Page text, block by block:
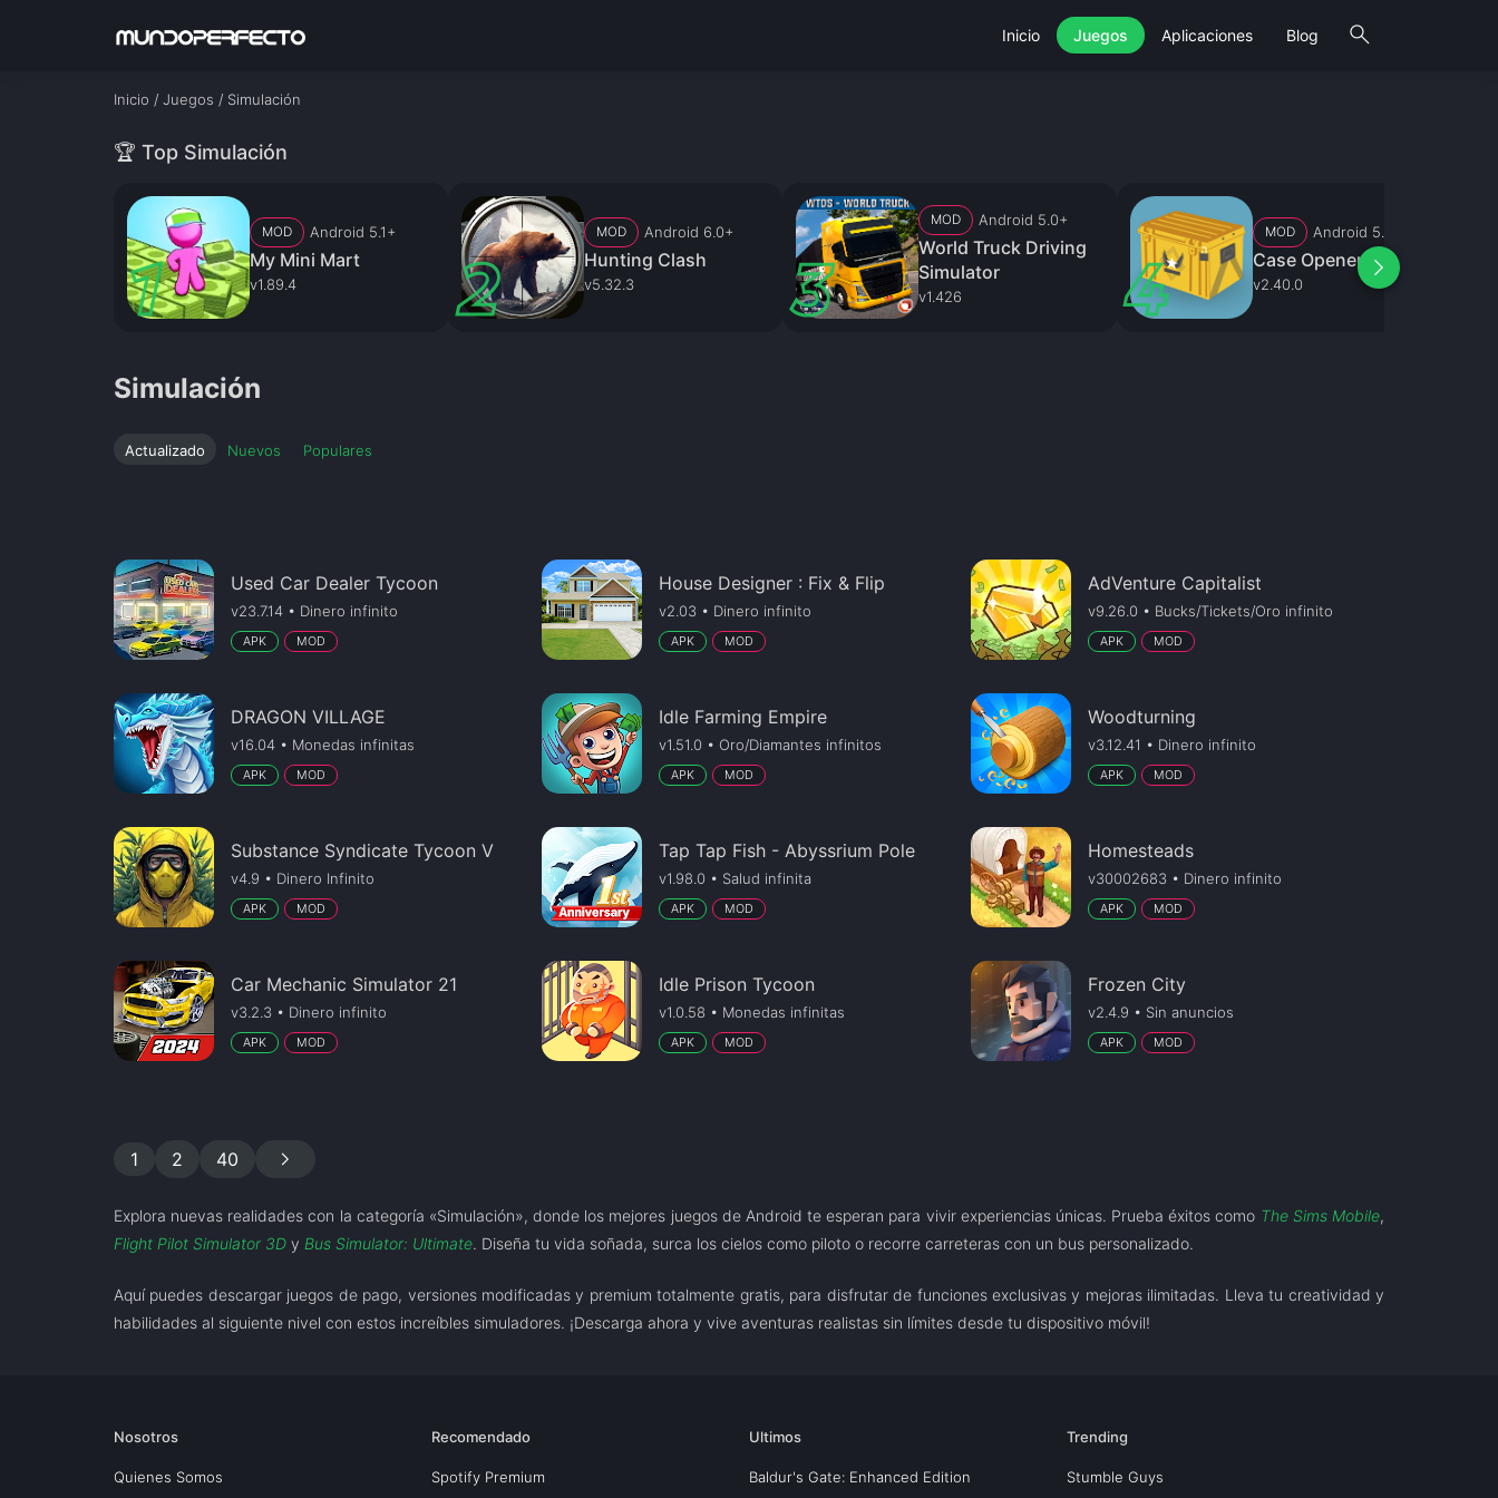
search
Inicio Juegos Aplicaciones Blog
Inicio / Juegos / Simulación
🏆 Top Simulación
MOD Android 5.1+
My Mini Mart
v1.89.4
MOD Android 6.0+
Hunting Clash
v5.32.3
MOD Android 5.0+
World Truck Driving
Simulator
v1.426
MOD Android 5.0+
Case Opener
v2.40.0
arrow_forward_ios
Simulación
Actualizado Nuevos Populares
Used Car Dealer Tycoon
v23.7.14 • Dinero infinito
APK MOD
House Designer : Fix & Flip
v2.03 • Dinero infinito
APK MOD
AdVenture Capitalist
v9.26.0 • Bucks/Tickets/Oro infinito
APK MOD
DRAGON VILLAGE
v16.04 • Monedas infinitas
APK MOD
Idle Farming Empire
v1.51.0 • Oro/Diamantes infinitos
APK MOD
Woodturning
v3.12.41 • Dinero infinito
APK MOD
Substance Syndicate Tycoon V
v4.9 • Dinero Infinito
APK MOD
Tap Tap Fish - Abyssrium Pole
v1.98.0 • Salud infinita
APK MOD
Homesteads
v30002683 • Dinero infinito
APK MOD
Car Mechanic Simulator 21
v3.2.3 • Dinero infinito
APK MOD
Idle Prison Tycoon
v1.0.58 • Monedas infinitas
APK MOD
Frozen City
v2.4.9 • Sin anuncios
APK MOD
1 2 40 chevron_right
Explora nuevas realidades con la categoría «Simulación», donde los mejores juegos de Android te esperan para vivir experiencias únicas. Prueba éxitos como The Sims Mobile,
Flight Pilot Simulator 3Dy Bus Simulator: Ultimate. Diseña tu vida soñada, surca los cielos como piloto o recorre carreteras con un bus personalizado.
Aquí puedes descargar juegos de pago, versiones modificadas y premium totalmente gratis, para disfrutar de funciones exclusivas y mejoras ilimitadas. Lleva tu creatividad y
habilidades al siguiente nivel con estos increíbles simuladores. ¡Descarga ahora y vive aventuras realistas sin límites desde tu dispositivo móvil!
Nosotros
Quienes Somos
Recomendado
Spotify Premium
Ultimos
Baldur's Gate: Enhanced Edition
Trending
Stumble Guys